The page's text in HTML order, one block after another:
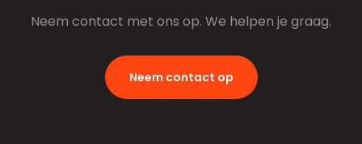
Neem contact met ons op. We helpen je graag.
Neem contact op